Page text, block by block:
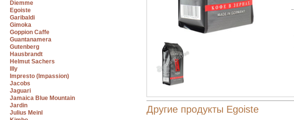
Diemme
Egoiste
Garibaldi
Gimoka
Goppion Caffe
Guantanamera
Gutenberg
Hausbrandt
Helmut Sachers
Illy
Impresto (Impassion)
Jacobs
Jaguari
Jamaica Blue Mountain
Jardin
Julius Meinl
Другие продукты Egoiste